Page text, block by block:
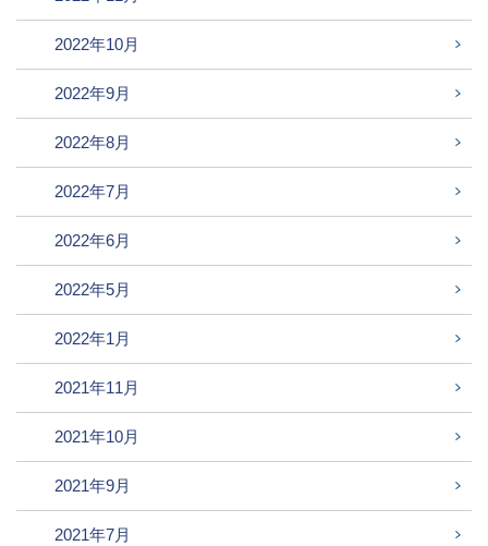
2022年10月
2022年9月
2022年8月
2022年7月
2022年6月
2022年5月
2022年1月
2021年11月
2021年10月
2021年9月
2021年7月